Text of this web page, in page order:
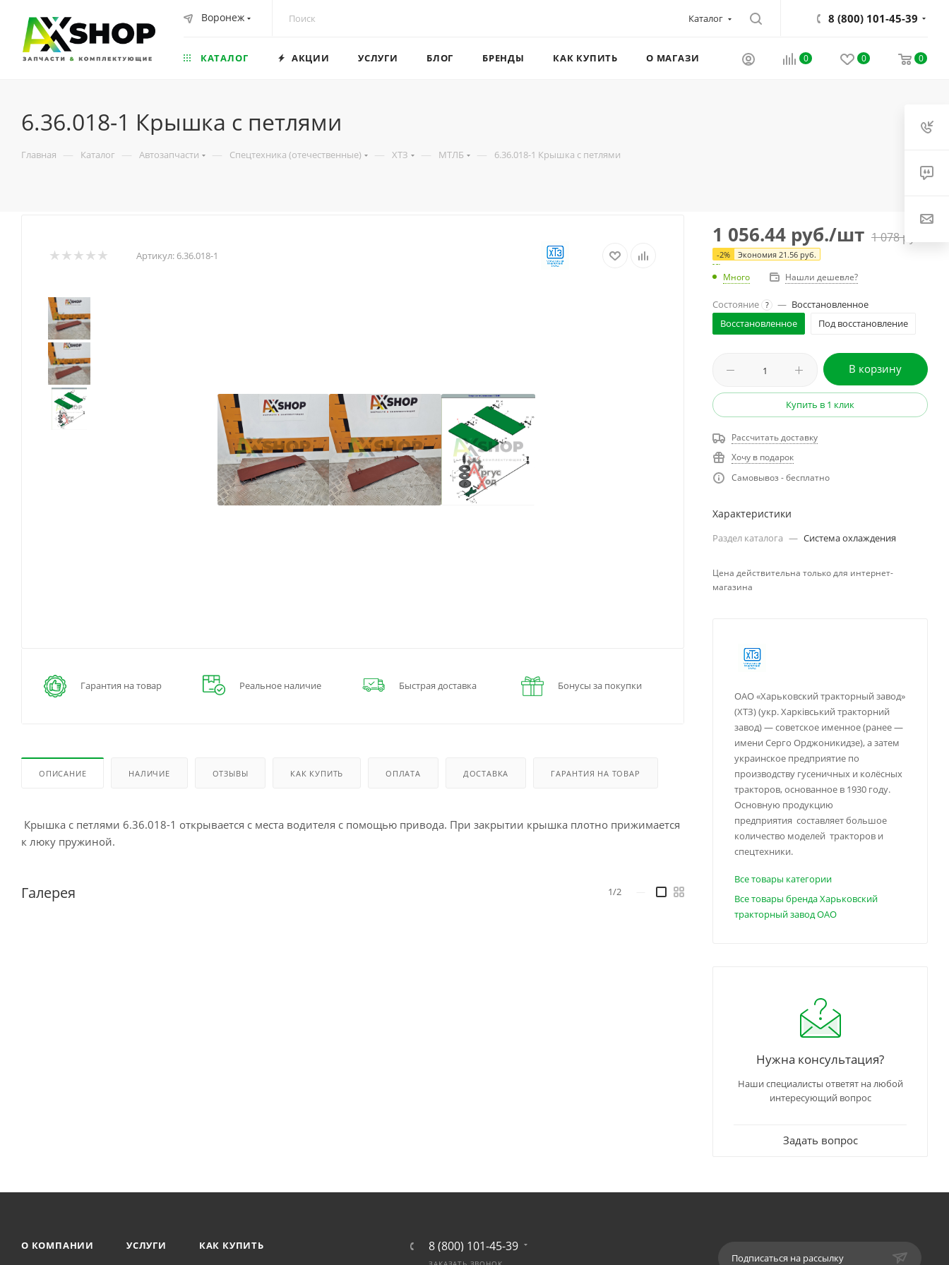
Воронеж Каталог 8 (800) 101-45-39
0 0 0
КАТАЛОГ АКЦИИ УСЛУГИ БЛОГ БРЕНДЫ КАК КУПИТЬ О МАГАЗИНЕ
6.36.018-1 Крышка с петлями
Главная — Каталог — Автозапчасти — Спецтехника (отечественные) — ХТЗ — МТЛБ — 6.36.018-1 Крышка с петлями
Артикул: 6.36.018-1
Гарантия на товар Реальное наличие Быстрая доставка Бонусы за покупки
ОПИСАНИЕ НАЛИЧИЕ ОТЗЫВЫ КАК КУПИТЬ ОПЛАТА ДОСТАВКА ГАРАНТИЯ НА ТОВАР
Крышка с петлями 6.36.018-1 открывается с места водителя с помощью привода. При закрытии крышка плотно прижимается
к люку пружиной.
Галерея 1/2
1 056.44 руб./шт 1 078руб.
-2% Экономия 21.56 руб.
Много Нашли дешевле?
Состояние ? — Восстановленное
Восстановленное
Под восстановление
В корзину
Купить в 1 клик
Рассчитать доставку
Хочу в подарок
Самовывоз - бесплатно
Характеристики
Раздел каталога — Система охлаждения
Цена действительна только для интернет-
магазина
ОАО «Харьковский тракторный завод»
(ХТЗ) (укр. Харківський тракторний
завод) — советское именное (ранее —
имени Серго Орджоникидзе), а затем
украинское предприятие по
производству гусеничных и колёсных
тракторов, основанное в 1930 году.
Основную продукцию
предприятия составляет большое
количество моделей тракторов и
спецтехники.
Все товары категории
Все товары бренда Харьковский
тракторный завод ОАО
Нужна консультация?
Наши специалисты ответят на любой
интересующий вопрос
Задать вопрос
О КОМПАНИИ УСЛУГИ
КАК КУПИТЬ
8 (800) 101-45-39
Подписаться на рассылку